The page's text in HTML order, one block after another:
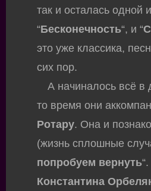
так и осталась
“Бесконечность“, и “
это уже классика,
сих пор.
А начиналось всё в
то время они
Ротару. Она и
(жизнь сплошные
попробуем вернуть
Константина